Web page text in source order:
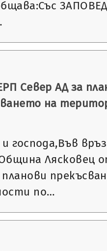
Север АД за
на
господа,Във
Лясковец
по…